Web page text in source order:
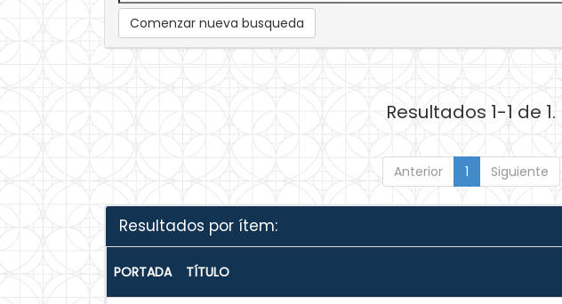
Comenzar nueva busqueda
Resultados 1-1 de 1.
Anterior 1 Siguiente
Resultados por ítem:
PORTADA TÍTULO